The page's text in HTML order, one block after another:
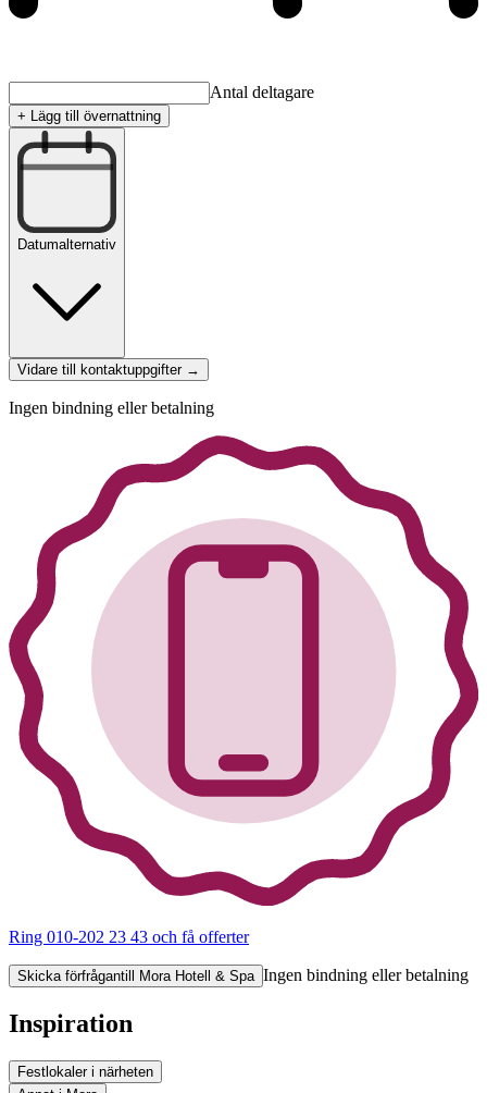
Antal deltagare
+ Lägg till övernattning
Datumalternativ
Vidare till kontaktuppgifter →
Ingen bindning eller betalning
Ring 010-202 23 43 och få offerter
Skicka förfrågantill Mora Hotell & Spa Ingen bindning eller betalning
Inspiration
Festlokaler i närheten